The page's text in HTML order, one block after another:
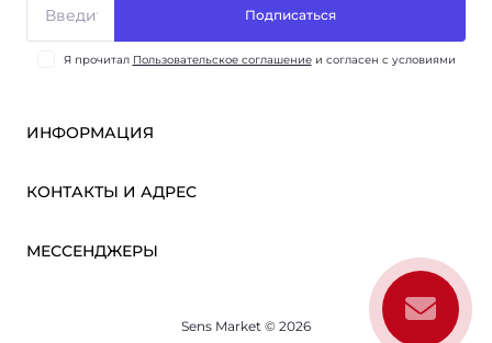
Подписаться
Я прочитал Пользовательское соглашениеи согласен с условиями
ИНФОРМАЦИЯ
ОПТ
О нас
КОНТАКТЫ И АДРЕС
МЕССЕНДЖЕРЫ
Sens Market © 2026